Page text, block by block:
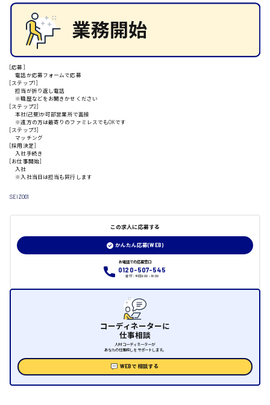
山口県
大竹市
三次市
福山市
日給制すべて
[応募]
電話か応募フォームで応募
[ステップ1]
担当が折り返し電話
※職歴などをお聞きかせください
[ステップ2]
本社(己斐)か可部営業所で面接
※遠方の方は最寄りのファミレスでもOKです
[ステップ3]
マッチング
[採用決定]
入社手続き
[お仕事開始]
入社
※入社当日は担当も同行します
SEIZO01
この求人に応募する
かんたん応募(WEB)
お電話での応募窓口
0120-507-545
受付：平日9:00 - 18:00
コーディネーターに
仕事相談
人材コーディネーターが
あなたの仕事探しをサポートします。
WEBで相談する